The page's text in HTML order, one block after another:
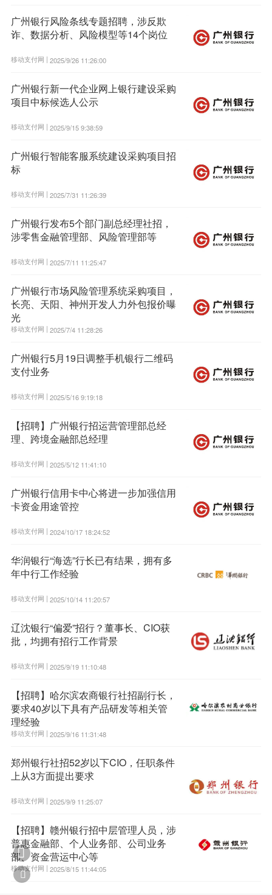
广州银行风险条线专题招聘，涉反欺
诈、数据分析、风险模型等14个岗位
移动支付网 | 2025/9/26 11:26:00
广州银行新一代企业网上银行建设采购
项目中标候选人公示
移动支付网 | 2025/9/15 9:38:59
广州银行智能客服系统建设采购项目招
标
移动支付网 | 2025/7/31 11:26:39
广州银行发布5个部门副总经理社招，
涉零售金融管理部、风险管理部等
移动支付网 | 2025/7/11 11:25:47
广州银行市场风险管理系统采购项目，
长亮、天阳、神州开发人力外包报价曝
光
移动支付网 | 2025/7/4 11:28:26
广州银行5月19日调整手机银行二维码
支付业务
移动支付网 | 2025/5/16 9:19:18
【招聘】广州银行招运营管理部总经
理、跨境金融部总经理
移动支付网 | 2025/5/12 11:41:10
广州银行信用卡中心将进一步加强信用
卡资金用途管控
移动支付网 | 2024/10/17 18:24:52
华润银行“海选”行长已有结果，拥有多
年中行工作经验
移动支付网 | 2025/10/14 11:20:57
辽沈银行“偏爱”招行？董事长、CIO获
批，均拥有招行工作背景
移动支付网 | 2025/9/19 11:10:48
【招聘】哈尔滨农商银行社招副行长，
要求40岁以下具有产品研发等相关管
理经验
移动支付网 | 2025/9/16 11:31:48
郑州银行社招52岁以下CIO，任职条件
上从3方面提出要求
移动支付网 | 2025/9/9 11:25:07
【招聘】赣州银行招中层管理人员，涉
普惠金融部、个人业务部、公司业务
部、资金营运中心等
移动支付网 | 2025/8/15 11:44:05

